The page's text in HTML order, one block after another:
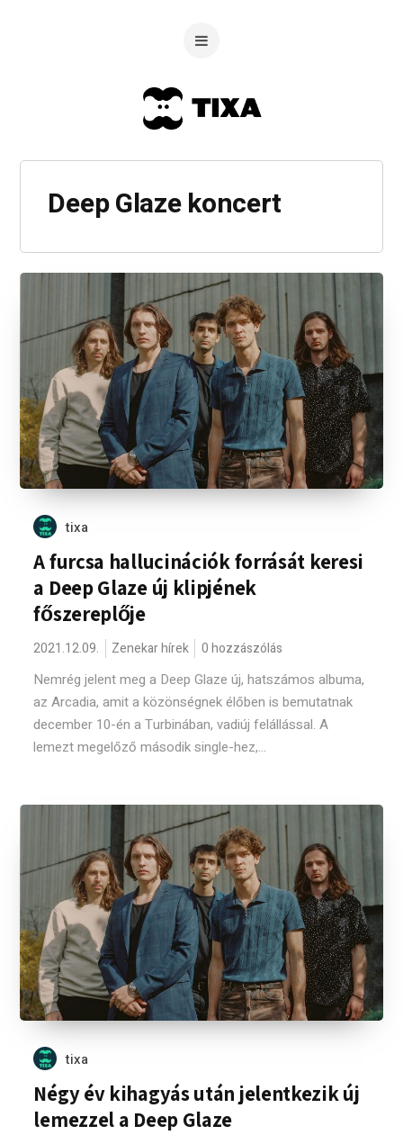
Deep Glaze koncert
tixa
A furcsa hallucinációk forrását keresi
a Deep Glaze új klipjének
főszereplője
2021.12.09. Zenekar hírek 0 hozzászólás
Nemrég jelent meg a Deep Glaze új, hatszámos albuma,
az Arcadia, amit a közönségnek élőben is bemutatnak
december 10-én a Turbinában, vadiúj felállással. A
lemezt megelőző második single-hez,...
tixa
Négy év kihagyás után jelentkezik új
lemezzel a Deep Glaze